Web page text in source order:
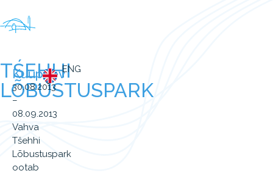
ENG
TŚEHHI
LÕBUSTUSPARK
Kuupäev
30.08.2013
–
08.09.2013
Vahva
Tšehhi
Lõbustuspark
ootab